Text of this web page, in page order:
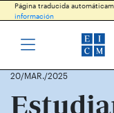
Página traducida
información
20/MAR./2025